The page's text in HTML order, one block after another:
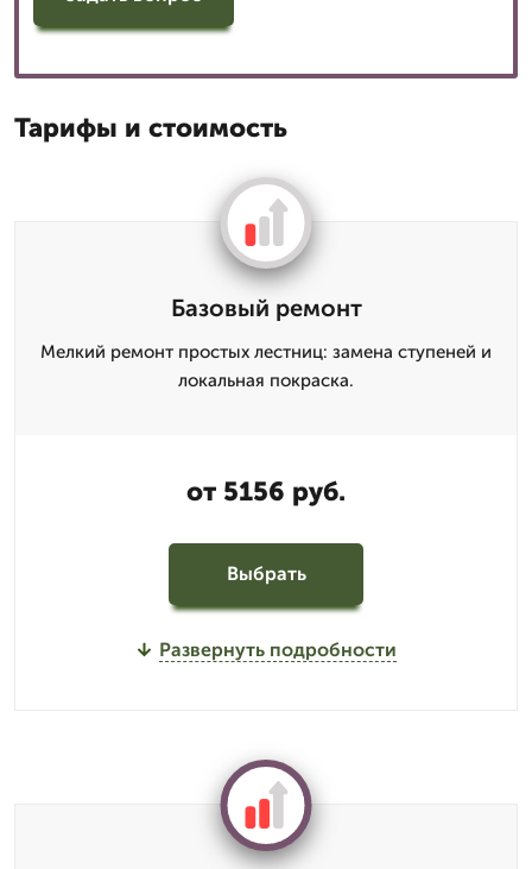
Тарифы и стоимость
Базовый ремонт
Мелкий ремонт простых лестниц: замена ступеней и
локальная покраска.
от 5156 руб.
Выбрать
Развернуть подробности